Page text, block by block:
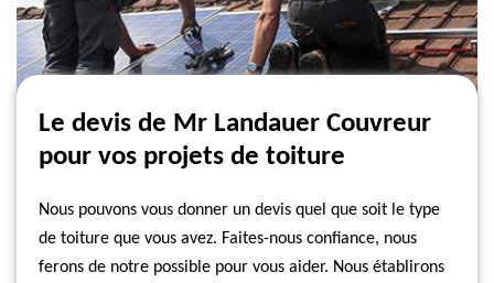
Le devis de Mr Landauer Couvreur
pour vos projets de toiture
Nous pouvons vous donner un devis quel que soit le type
de toiture que vous avez. Faites-nous confiance, nous
ferons de notre possible pour vous aider. Nous établirons